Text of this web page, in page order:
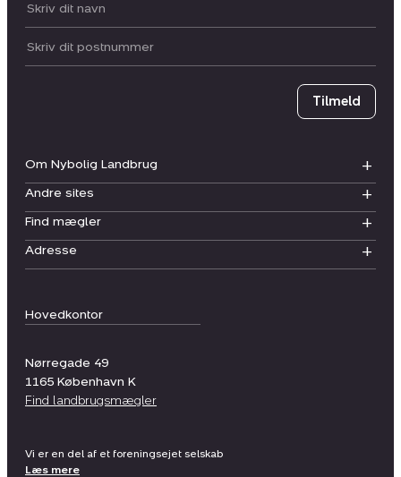
Hovedkontor
Nørregade 49
1165 København K
Find landbrugsmægler
Om Nybolig Landbrug
Andre sites
Find mægler
Adresse
Dit navn:
Postnummer
Tilmeld
Vi er en del af et foreningsejet selskab
Læs mere